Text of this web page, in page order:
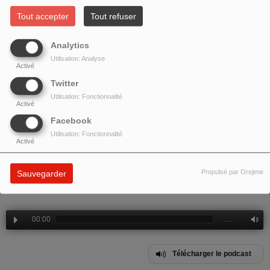
Tout accepter Tout refuser
Analytics
Activé
Utilisation: Analyse
Twitter
Activé
Utilisation: Fonctionnalité
Facebook
Activé
Utilisation: Fonctionnalité
Sauvegarder Propulsé par Orejime
Emission spéciale hommage à
00:00
Télécharger le podcast